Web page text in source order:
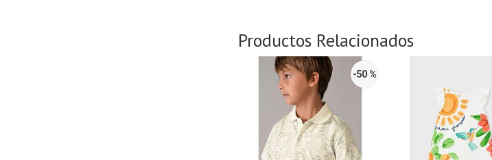
Productos Relacionados
-50 %